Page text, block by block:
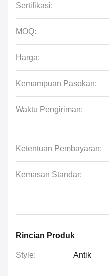
Sertifikasi:
MOQ:
Harga:
Kemampuan Pasokan:
Waktu Pengiriman:
Ketentuan Pembayaran:
Kemasan Standar:
Rincian Produk
Style: Antik